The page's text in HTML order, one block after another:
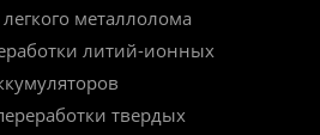
металлолома
литий-ионных
твердых